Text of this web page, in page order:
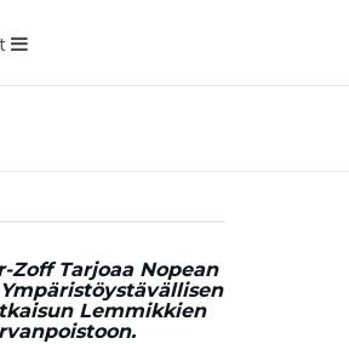
Zoff Tarjoaa Nopean
Lemmikkien